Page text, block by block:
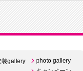
装gallery
photo gallery